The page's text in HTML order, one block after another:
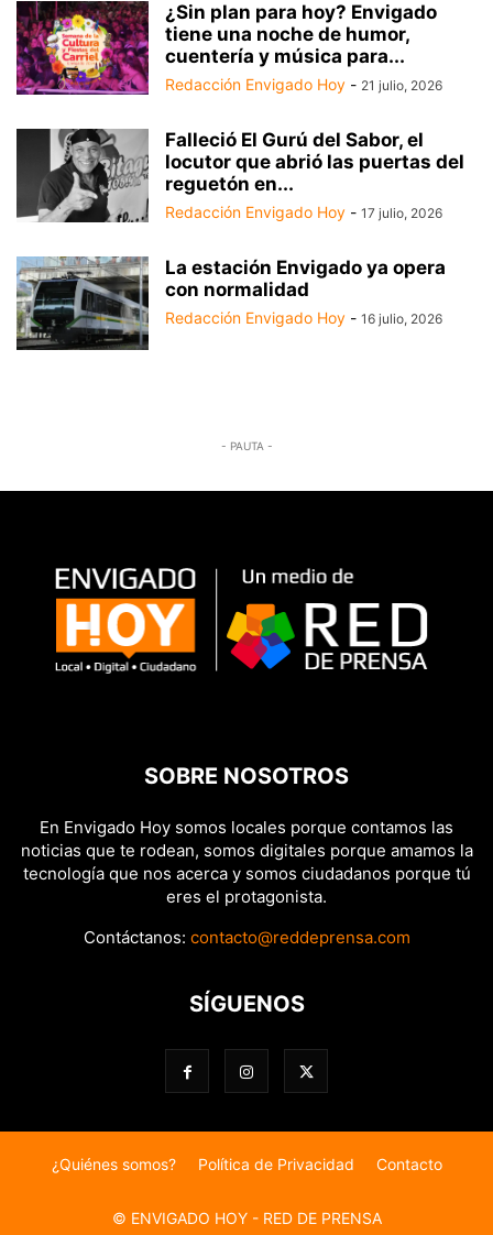
¿Sin plan para hoy? Envigado
tiene una noche de humor,
cuentería y música para...
Redacción Envigado Hoy - 21 julio, 2026
Falleció El Gurú del Sabor, el
locutor que abrió las puertas del
reguetón en...
Redacción Envigado Hoy - 17 julio, 2026
La estación Envigado ya opera
con normalidad
Redacción Envigado Hoy - 16 julio, 2026
- PAUTA -
SOBRE NOSOTROS
En Envigado Hoy somos locales porque contamos las
noticias que te rodean, somos digitales porque amamos la
tecnología que nos acerca y somos ciudadanos porque tú
eres el protagonista.
Contáctanos: contacto@reddeprensa.com
SÍGUENOS
¿Quiénes somos? Política de Privacidad Contacto
© ENVIGADO HOY - RED DE PRENSA